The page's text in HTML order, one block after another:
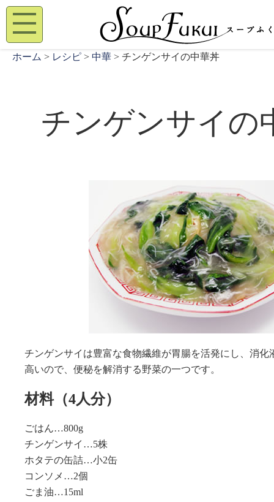
ホーム > レシピ > 中華 > チンゲンサイの中華丼
チンゲンサイの
チンゲンサイは豊富な食物繊維が胃腸を活発にし、消化
高いので、便秘を解消する野菜の一つです。
材料（4人分）
ごはん…800g
チンゲンサイ…5株
ホタテの缶詰…小2缶
コンソメ…2個
ごま油…15ml